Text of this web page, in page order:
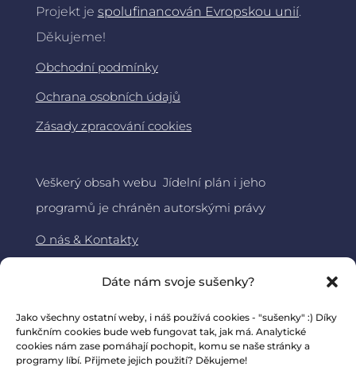
Dáte nám svoje sušenky?
Jako všechny ostatní weby, i náš používá cookies - "sušenky" :) Díky
funkčním cookies bude web fungovat tak, jak má. Analytické
cookies nám zase pomáhají pochopit, komu se naše stránky a
programy líbí. Přijmete jejich použití? Děkujeme!
Projekt je spolufinancován Evropskou unií.
Děkujeme!
Obchodní podmínky
Ochrana osobních údajů
Zásady zpracování cookies
Veškerý obsah webu Jídelní plán i jeho
programů je chráněn autorskými právy
O nás & Kontakty